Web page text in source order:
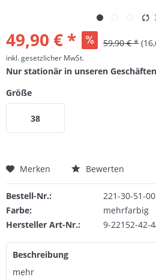
49,90 € * 59,90 € *
inkl. gesetzlicher MwSt.
Nur stationär in unseren
Größe
38
Merken Bewerten
Bestell-Nr.:
221-30-51-
Farbe:
mehrfarbig
Hersteller Art-Nr.:
9-22152-42-
Beschreibung
mehr